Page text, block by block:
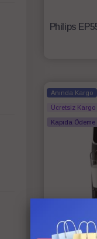
Anında Kargo
Ücretsiz Kargo
Kapıda Ödeme